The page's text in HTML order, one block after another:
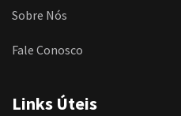
Sobre Nós
Fale Conosco
Links Úteis